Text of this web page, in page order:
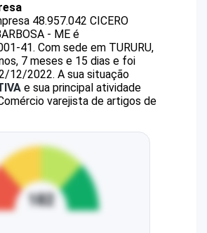
48.957.042 CICERO
- ME é
41. Com sede em TURURU,
7 meses e 15 dias e foi
12/2022. A sua situação
e sua principal atividade
varejista de artigos de